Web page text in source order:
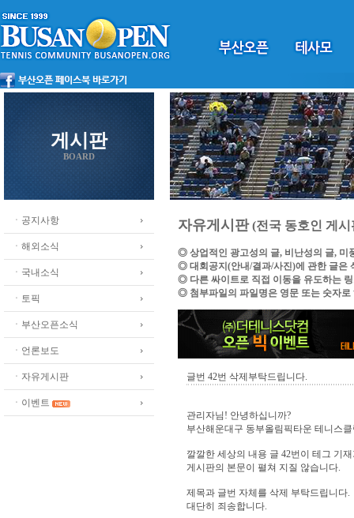
게시판
BOARD
ㆍ공지사항
ㆍ해외소식
ㆍ국내소식
ㆍ토픽
ㆍ부산오픈소식
ㆍ언론보도
ㆍ자유게시판
ㆍ이벤트
자유게시판(전국 동호인 게시
◎ 상업적인 광고성의 글, 비난성의 글, 미
◎ 대회공지(안내/결과/사진)에 관한 글은
◎ 다른 싸이트로 직접 이동을 유도하는
◎ 첨부파일의 파일명은 영문 또는 숫자로
글번 42번 삭제부탁드립니다.
관리자님! 안녕하십니까?
부산해운대구 동부올림픽타운 테니스
깔깔한 세상의 내용 글 42번이 테그 기
게시판의 본문이 펼쳐 지질 않습니다.
제목과 글번 자체를 삭제 부탁드립니다.
대단히 죄송합니다.